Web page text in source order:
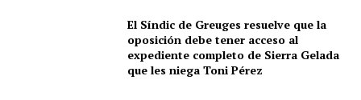
El Síndic de Greuges resuelve que la
oposición debe tener acceso al
expediente completo de Sierra Gelada
que les niega Toni Pérez